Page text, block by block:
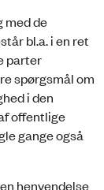
de
bl.a. i en ret
parter
spørgsmål om
i den
offentlige
gange også
henvendelse